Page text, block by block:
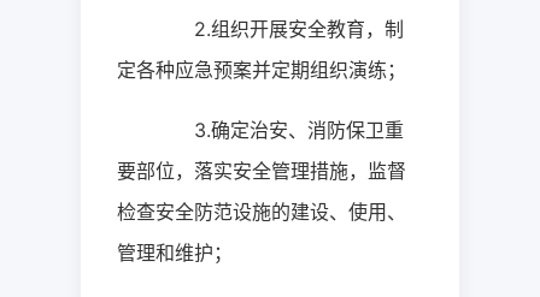
2.组织开展安全教育，制
定各种应急预案并定期组织演练；
3.确定治安、消防保卫重
要部位，落实安全管理措施，监督
检查安全防范设施的建设、使用、
管理和维护；